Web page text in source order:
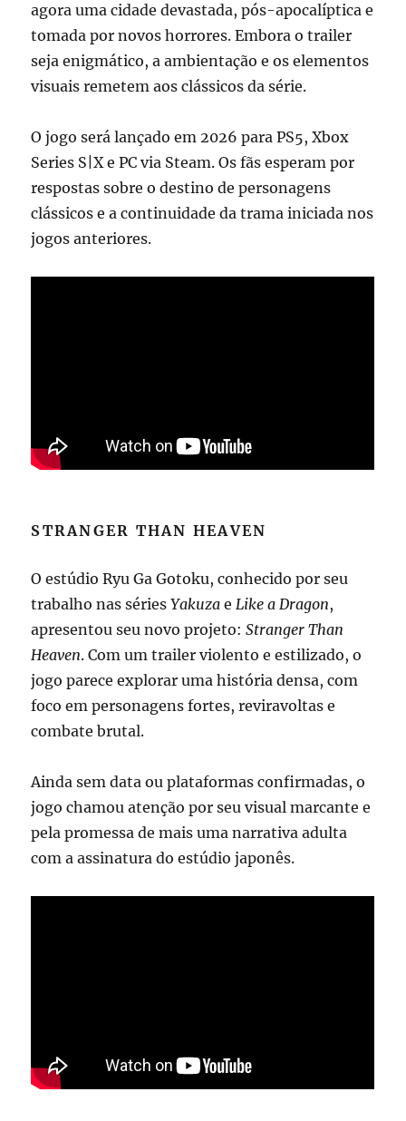
agora uma cidade devastada, pós-apocalíptica e
tomada por novos horrores. Embora o trailer
seja enigmático, a ambientação e os elementos
visuais remetem aos clássicos da série.
O jogo será lançado em 2026 para PS5, Xbox
Series S|X e PC via Steam. Os fãs esperam por
respostas sobre o destino de personagens
clássicos e a continuidade da trama iniciada nos
jogos anteriores.
STRANGER THAN HEAVEN
O estúdio Ryu Ga Gotoku, conhecido por seu
trabalho nas sériesYakuza e Like a Dragon,
apresentou seu novo projeto:Stranger Than
Heaven. Com um trailer violento e estilizado, o
jogo parece explorar uma história densa, com
foco em personagens fortes, reviravoltas e
combate brutal.
Ainda sem data ou plataformas confirmadas, o
jogo chamou atenção por seu visual marcante e
pela promessa de mais uma narrativa adulta
com a assinatura do estúdio japonês.